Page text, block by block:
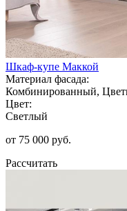
Шкаф-купе Маккой
Материал фасада:
Комбинированный,
Цвет:
Светлый
от 75 000 руб.
Рассчитать